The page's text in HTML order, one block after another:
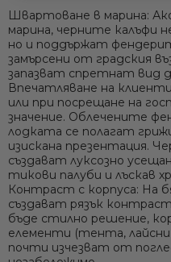
Швартоване в марина:
марина, черните калъфи
но и поддържат
замърсени от градския
запазват спретнат вид
Впечатляване на
или при посрещане на
значение. Облечените
лодката се полагат
изискана презентация.
създават луксозно
тикови палуби и лъскав
Контраст с корпуса: На
създават рязък
бъде стилно решение,
елементи (тента,
почти изчезват от